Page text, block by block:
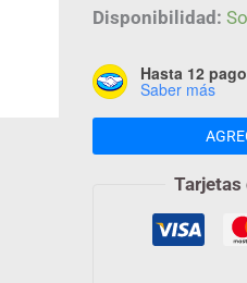
Disponibilidad:
Hasta 12
Saber más